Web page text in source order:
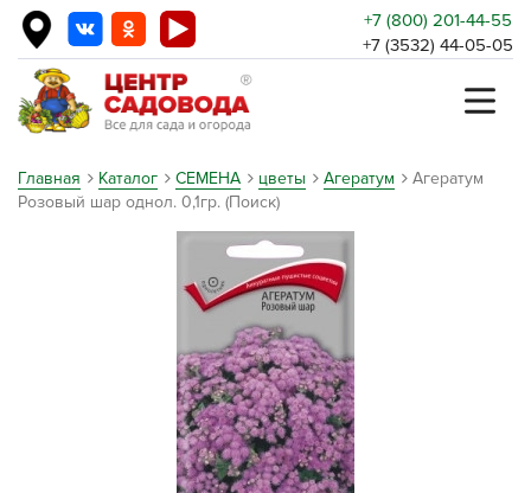
+7 (800) 201-44-55
+7 (3532) 44-05-05
Главная Каталог СЕМЕНА цветы Агератум
Агератум
Розовый шар однол. 0,1гр. (Поиск)